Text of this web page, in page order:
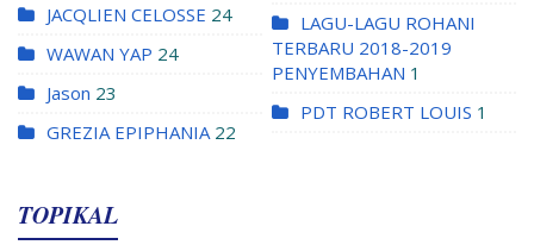
JACQLIEN CELOSSE 24
WAWAN YAP 24
Jason 23
GREZIA EPIPHANIA 22
LAGU-LAGU ROHANI
TERBARU 2018-2019
PENYEMBAHAN 1
PDT ROBERT LOUIS 1
TOPIKAL